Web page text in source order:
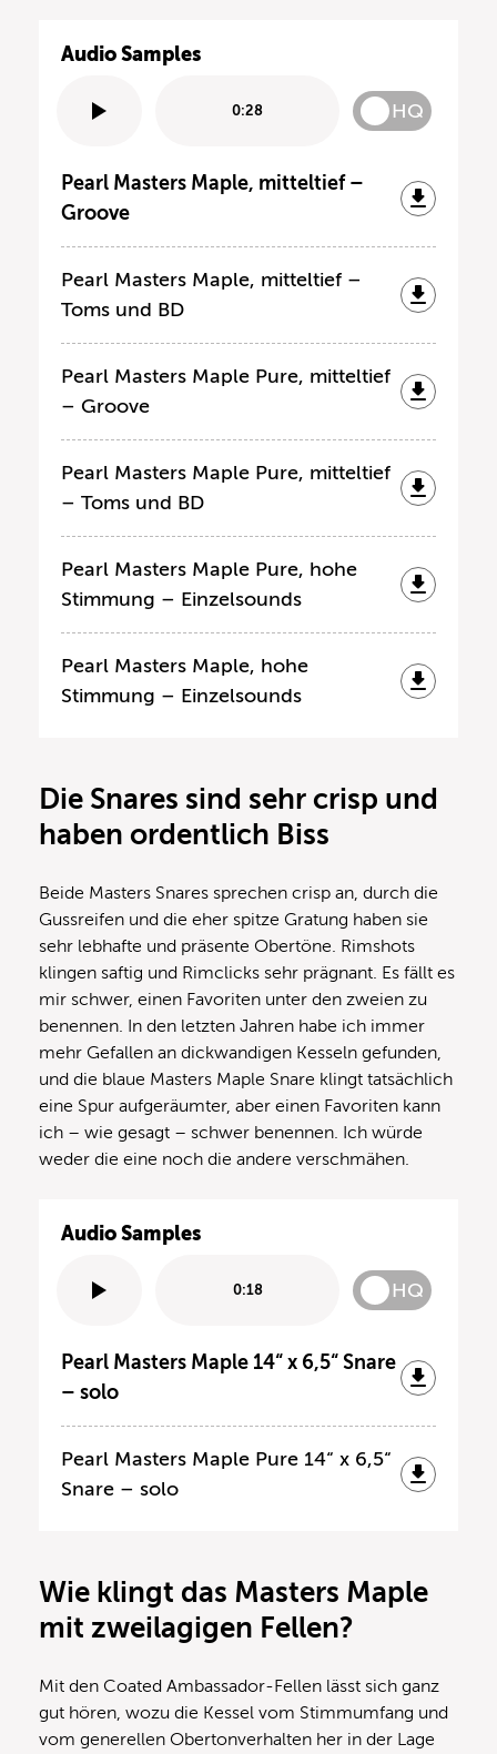
Audio Samples
0:28 HQ
Pearl Masters Maple, mitteltief –
Groove
Pearl Masters Maple, mitteltief –
Toms und BD
Pearl Masters Maple Pure, mitteltief
– Groove
Pearl Masters Maple Pure, mitteltief
– Toms und BD
Pearl Masters Maple Pure, hohe
Stimmung – Einzelsounds
Pearl Masters Maple, hohe
Stimmung – Einzelsounds
Die Snares sind sehr crisp und
haben ordentlich Biss
Beide Masters Snares sprechen crisp an, durch die
Gussreifen und die eher spitze Gratung haben sie
sehr lebhafte und präsente Obertöne. Rimshots
klingen saftig und Rimclicks sehr prägnant. Es fällt es
mir schwer, einen Favoriten unter den zweien zu
benennen. In den letzten Jahren habe ich immer
mehr Gefallen an dickwandigen Kesseln gefunden,
und die blaue Masters Maple Snare klingt tatsächlich
eine Spur aufgeräumter, aber einen Favoriten kann
ich – wie gesagt – schwer benennen. Ich würde
weder die eine noch die andere verschmähen.
Audio Samples
0:18 HQ
Pearl Masters Maple 14“ x 6,5“ Snare
– solo
Pearl Masters Maple Pure 14“ x 6,5“
Snare – solo
Wie klingt das Masters Maple
mit zweilagigen Fellen?
Mit den Coated Ambassador-Fellen lässt sich ganz
gut hören, wozu die Kessel vom Stimmumfang und
vom generellen Obertonverhalten her in der Lage